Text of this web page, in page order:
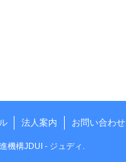
法人案内 お問い合わせ
機構JDUI - ジュディ.